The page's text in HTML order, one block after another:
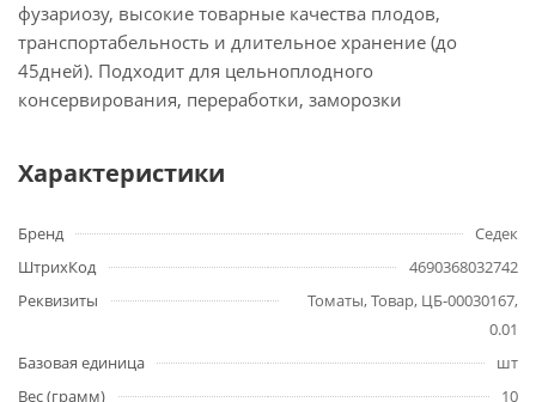
фузариозу, высокие товарные качества плодов,
транспортабельность и длительное хранение (до
45дней). Подходит для цельноплодного
консервирования, переработки, заморозки
Характеристики
Бренд
Седек
ШтрихКод
4690368032742
Реквизиты
Томаты, Товар, ЦБ-00030167,
0.01
Базовая единица
шт
Вес (грамм)
10